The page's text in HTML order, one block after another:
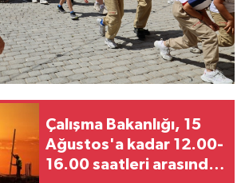
Çalışma Bakanlığı, 15
Ağustos'a kadar 12.00-
16.00 saatleri arasında